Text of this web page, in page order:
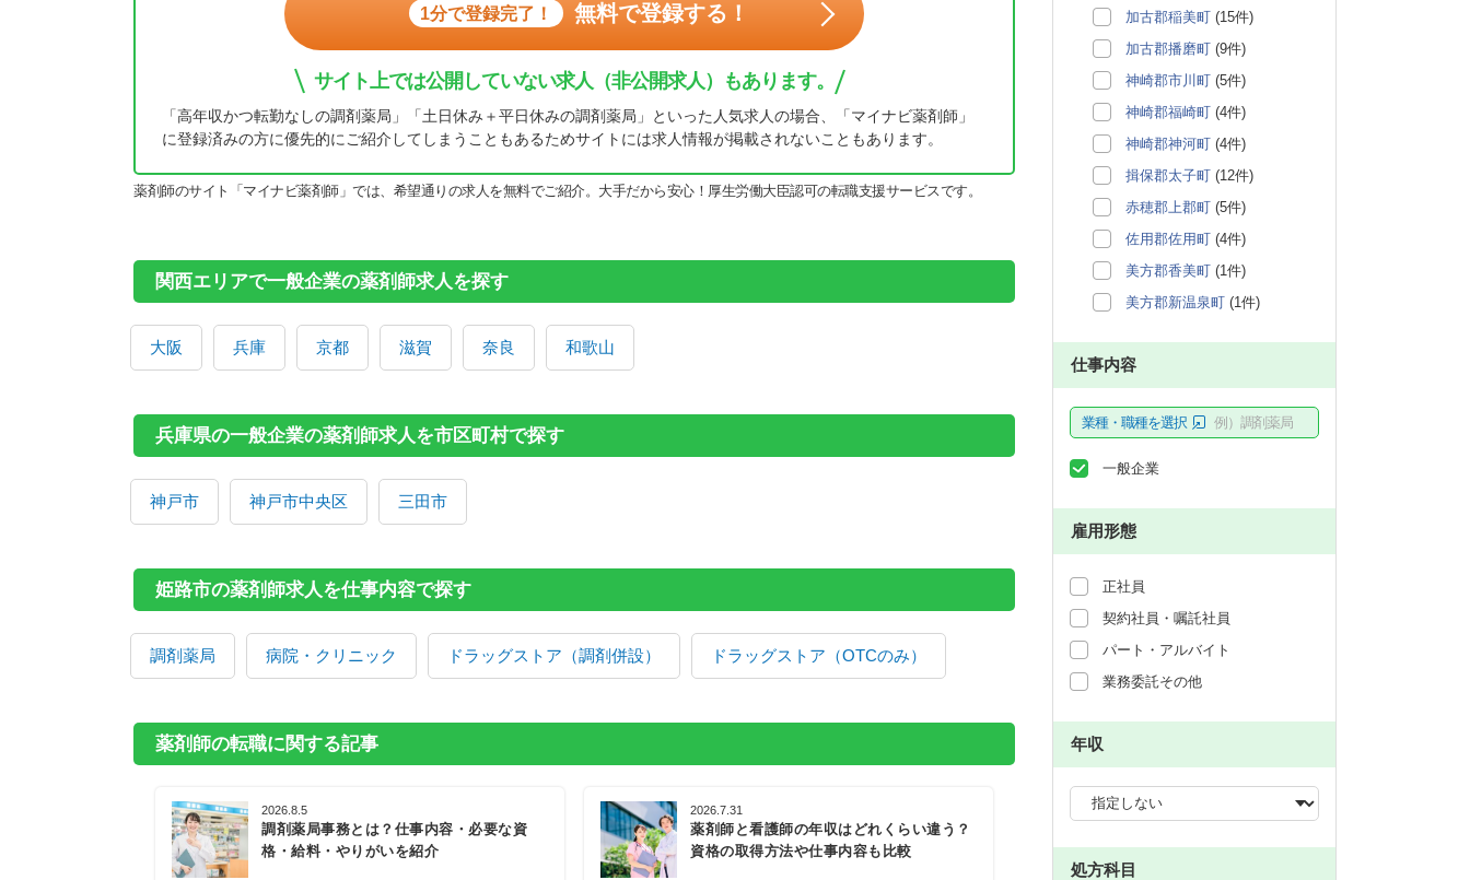
1分で登録完了！ 無料で登録する！
サイト上では公開していない求人（非公開求人）もあります。
「高年収かつ転勤なしの調剤薬局」「土日休み＋平日休みの調剤薬局」といった人気求人の場合、「マイナビ薬剤師」
に登録済みの方に優先的にご紹介してしまうこともあるためサイトには求人情報が掲載されないこともあります。
薬剤師のサイト「マイナビ薬剤師」では、希望通りの求人を無料でご紹介。大手だから安心！厚生労働大臣認可の転職支援サービスです。
関西エリアで一般企業の薬剤師求人を探す
大阪 兵庫 京都 滋賀 奈良 和歌山
兵庫県の一般企業の薬剤師求人を市区町村で探す
神戸市 神戸市中央区 三田市
姫路市の薬剤師求人を仕事内容で探す
調剤薬局 病院・クリニック ドラッグストア（調剤併設） ドラッグストア（OTCのみ）
薬剤師の転職に関する記事
2026.8.5
調剤薬局事務とは？仕事内容・必要な資
格・給料・やりがいを紹介
2026.7.31
薬剤師と看護師の年収はどれくらい違う？
資格の取得方法や仕事内容も比較
加古郡稲美町 (15件)
加古郡播磨町 (9件)
神崎郡市川町 (5件)
神崎郡福崎町 (4件)
神崎郡神河町 (4件)
揖保郡太子町 (12件)
赤穂郡上郡町 (5件)
佐用郡佐用町 (4件)
美方郡香美町 (1件)
美方郡新温泉町 (1件)
仕事内容
業種・職種を選択 例）調剤薬局
一般企業
雇用形態
正社員
契約社員・嘱託社員
パート・アルバイト
業務委託その他
年収
処方科目